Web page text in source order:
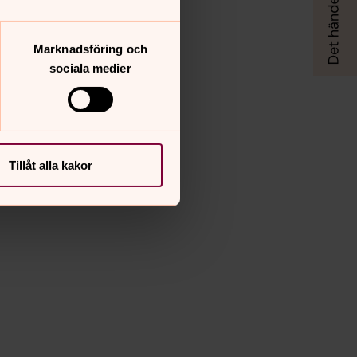
Marknadsföring och
sociala medier
Tillåt alla kakor